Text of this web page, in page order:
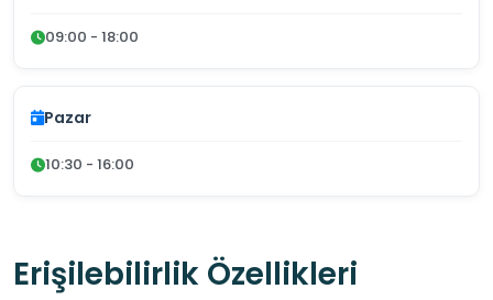
09:00 - 18:00
Pazar
10:30 - 16:00
Erişilebilirlik Özellikleri